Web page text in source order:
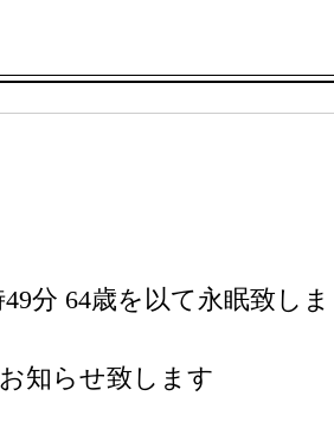
分 64歳を以て永眠致し
知らせ致します